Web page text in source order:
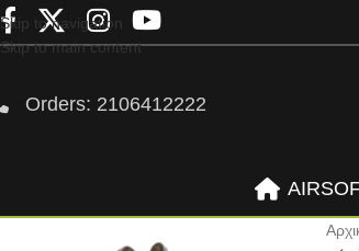
Skip to navigation
Skip to main content
Orders: 2106412222